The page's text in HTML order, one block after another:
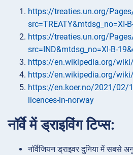
https://treaties.un.org/
src=TREATY&mtdsg_no=XI-
https://treaties.un.org/
src=IND&mtdsg_no=XI-B-
https://en.wikipedia.org/
https://en.wikipedia.org/
https://en.koer.no/2021/02/
licences-in-norway
नॉर्वे में ड्राइविंग टिप्स:
नॉर्वेजियन ड्राइवर दुनिया में सबसे